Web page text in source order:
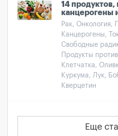
14
канцерогены
Рак, Онкология,
Канцерогены,
Свободные
Продукты
Клетчатка,
Куркума, Лук,
Кверцетин
Еще